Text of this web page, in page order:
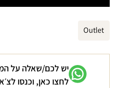
Outlet
יש לכם/שאלה על
לחצו כאן, וכנסו